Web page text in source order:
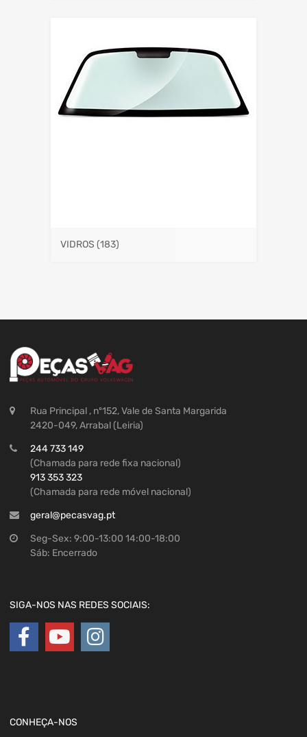
VIDROS (183)
Rua Principal , nº152, Vale de Santa Margarida
2420-049, Arrabal (Leiria)
244 733 149
(Chamada para rede fixa nacional)
913 353 323
(Chamada para rede móvel nacional)
geral@pecasvag.pt
Seg-Sex: 9:00-13:00 14:00-18:00
Sáb: Encerrado
SIGA-NOS NAS REDES SOCIAIS:
CONHEÇA-NOS